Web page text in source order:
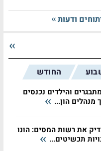
ודעות
החודש
והילדים נכנסים
מנהלים הון...
את רשות המסים: הונו
תכשיטים...